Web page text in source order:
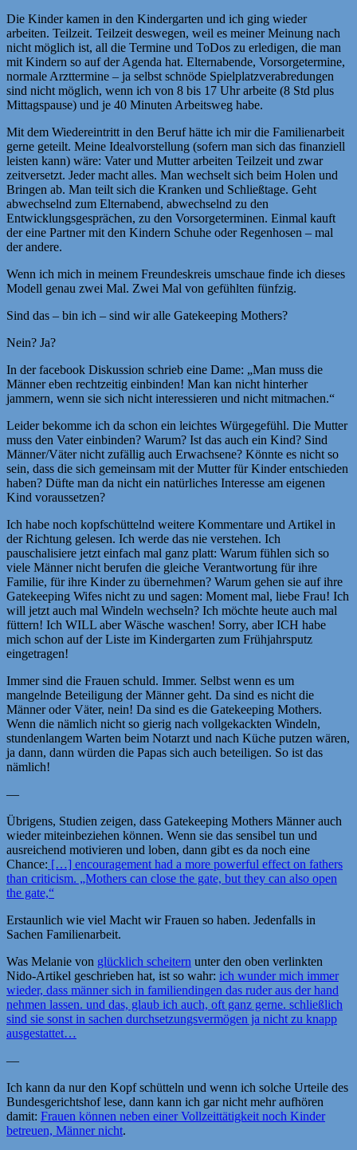
Die Kinder kamen in den Kindergarten und ich ging wieder
arbeiten. Teilzeit. Teilzeit deswegen, weil es meiner Meinung nach
nicht möglich ist, all die Termine und ToDos zu erledigen, die man
mit Kindern so auf der Agenda hat. Elternabende, Vorsorgetermine,
normale Arzttermine – ja selbst schnöde Spielplatzverabredungen
sind nicht möglich, wenn ich von 8 bis 17 Uhr arbeite (8 Std plus
Mittagspause) und je 40 Minuten Arbeitsweg habe.
Mit dem Wiedereintritt in den Beruf hätte ich mir die Familienarbeit
gerne geteilt. Meine Idealvorstellung (sofern man sich das finanziell
leisten kann) wäre: Vater und Mutter arbeiten Teilzeit und zwar
zeitversetzt. Jeder macht alles. Man wechselt sich beim Holen und
Bringen ab. Man teilt sich die Kranken und Schließtage. Geht
abwechselnd zum Elternabend, abwechselnd zu den
Entwicklungsgesprächen, zu den Vorsorgeterminen. Einmal kauft
der eine Partner mit den Kindern Schuhe oder Regenhosen – mal
der andere.
Wenn ich mich in meinem Freundeskreis umschaue finde ich dieses
Modell genau zwei Mal. Zwei Mal von gefühlten fünfzig.
Sind das – bin ich – sind wir alle Gatekeeping Mothers?
Nein? Ja?
In der facebook Diskussion schrieb eine Dame: „Man muss die
Männer eben rechtzeitig einbinden! Man kan nicht hinterher
jammern, wenn sie sich nicht interessieren und nicht mitmachen.“
Leider bekomme ich da schon ein leichtes Würgegefühl. Die Mutter
muss den Vater einbinden? Warum? Ist das auch ein Kind? Sind
Männer/Väter nicht zufällig auch Erwachsene? Könnte es nicht so
sein, dass die sich gemeinsam mit der Mutter für Kinder entschieden
haben? Düfte man da nicht ein natürliches Interesse am eigenen
Kind voraussetzen?
Ich habe noch kopfschüttelnd weitere Kommentare und Artikel in
der Richtung gelesen. Ich werde das nie verstehen. Ich
pauschalisiere jetzt einfach mal ganz platt: Warum fühlen sich so
viele Männer nicht berufen die gleiche Verantwortung für ihre
Familie, für ihre Kinder zu übernehmen? Warum gehen sie auf ihre
Gatekeeping Wifes nicht zu und sagen: Moment mal, liebe Frau! Ich
will jetzt auch mal Windeln wechseln? Ich möchte heute auch mal
füttern! Ich WILL aber Wäsche waschen! Sorry, aber ICH habe
mich schon auf der Liste im Kindergarten zum Frühjahrsputz
eingetragen!
Immer sind die Frauen schuld. Immer. Selbst wenn es um
mangelnde Beteiligung der Männer geht. Da sind es nicht die
Männer oder Väter, nein! Da sind es die Gatekeeping Mothers.
Wenn die nämlich nicht so gierig nach vollgekackten Windeln,
stundenlangem Warten beim Notarzt und nach Küche putzen wären,
ja dann, dann würden die Papas sich auch beteiligen. So ist das
nämlich!
—
Übrigens, Studien zeigen, dass Gatekeeping Mothers Männer auch
wieder miteinbeziehen können. Wenn sie das sensibel tun und
ausreichend motivieren und loben, dann gibt es da noch eine
Chance: […] encouragement had a more powerful effect on fathers
than criticism. „Mothers can close the gate, but they can also open
the gate,“
Erstaunlich wie viel Macht wir Frauen so haben. Jedenfalls in
Sachen Familienarbeit.
Was Melanie von glücklich scheitern unter den oben verlinkten
Nido-Artikel geschrieben hat, ist so wahr: ich wunder mich immer
wieder, dass männer sich in familiendingen das ruder aus der hand
nehmen lassen. und das, glaub ich auch, oft ganz gerne. schließlich
sind sie sonst in sachen durchsetzungsvermögen ja nicht zu knapp
ausgestattet…
—
Ich kann da nur den Kopf schütteln und wenn ich solche Urteile des
Bundesgerichtshof lese, dann kann ich gar nicht mehr aufhören
damit: Frauen können neben einer Vollzeittätigkeit noch Kinder
betreuen, Männer nicht.